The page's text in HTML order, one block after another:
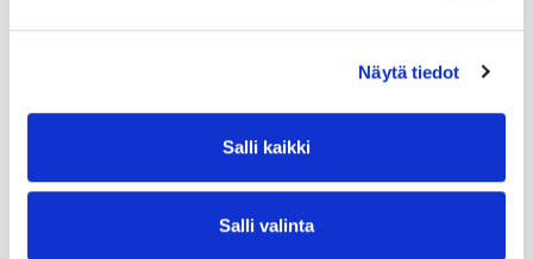
Näytä tiedot
Salli kaikki
Salli valinta